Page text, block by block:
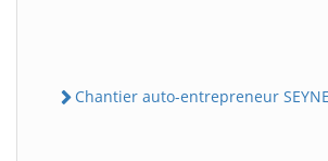
Chantier auto-entrepreneur SEYNE